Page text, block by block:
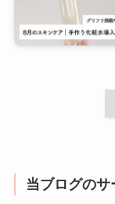
当ブログのサ